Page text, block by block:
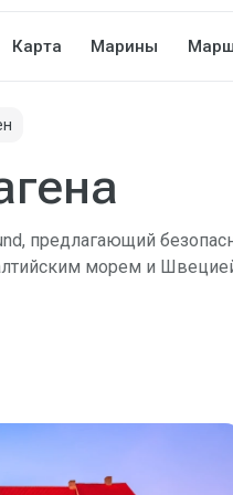
Карта Марины
предлагающий
морем и